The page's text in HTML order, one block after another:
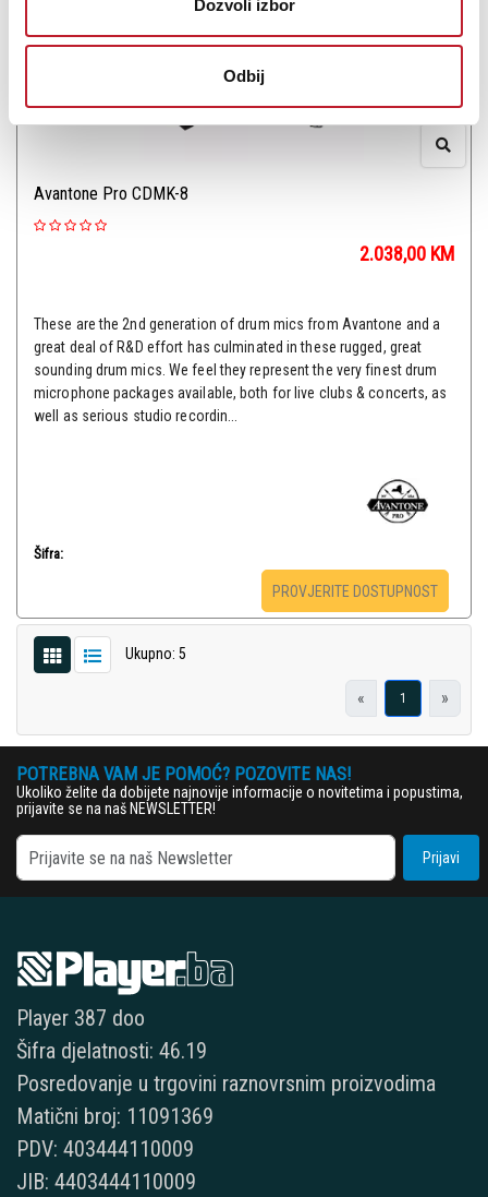
Dozvoli izbor
Odbij
Avantone Pro CDMK-8
2.038,00 KM
These are the 2nd generation of drum mics from Avantone and a
great deal of R&D effort has culminated in these rugged, great
sounding drum mics. We feel they represent the very finest drum
microphone packages available, both for live clubs & concerts, as
well as serious studio recordin...
Šifra:
PROVJERITE DOSTUPNOST
Ukupno: 5
« 1 »
POTREBNA VAM JE POMOĆ? POZOVITE NAS!
Ukoliko želite da dobijete najnovije informacije o novitetima i popustima,
prijavite se na naš NEWSLETTER!
Prijavi
Player 387 doo
Šifra djelatnosti: 46.19
Posredovanje u trgovini raznovrsnim proizvodima
Matični broj: 11091369
PDV: 403444110009
JIB: 4403444110009